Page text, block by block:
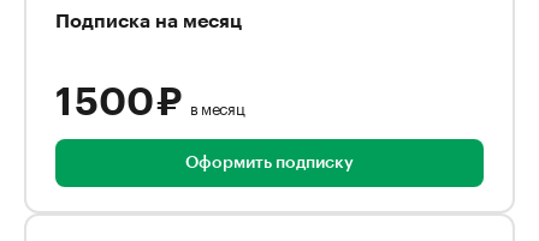
Подписка на месяц
1 500 ₽ в месяц
Оформить подписку